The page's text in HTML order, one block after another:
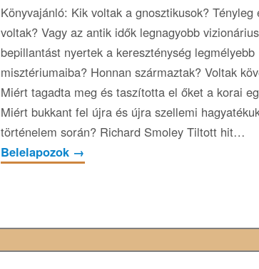
Könyvajánló: Kik voltak a gnosztikusok? Tényleg
voltak? Vagy az antik idők legnagyobb
bepillantást nyertek a kereszténység legmélyebb
misztériumaiba? Honnan származtak? Voltak
Miért tagadta meg és taszította el őket a korai
Miért bukkant fel újra és újra szellemi
történelem során? Richard Smoley Tiltott hit…
Belelapozok →